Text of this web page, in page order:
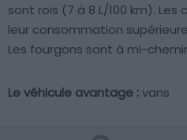
sont rois (7 à 8 L/100 km).
leur consommation supérieure
Les fourgons sont à mi-
Le véhicule avantage :vans